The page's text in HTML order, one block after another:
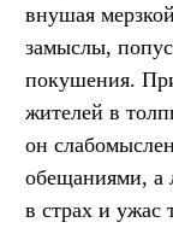
внушая
замыслы,
покушения.
жителей в
он
обещаниями, а
в страх и ужас